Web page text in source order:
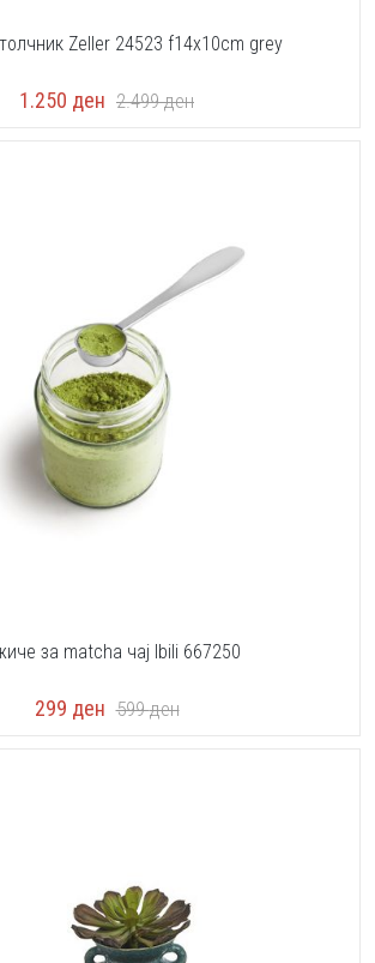
Zeller 24523 f14x10cm grey
1.250 ден 2.499ден
за matcha чај Ibili 667250
299 ден 599ден